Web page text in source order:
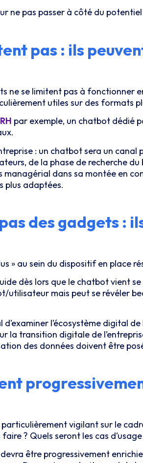
ne pas passer à côté du
pas : ils
ne se limitent pas à fonctionner
utiles sur des formats
par exemple, un chatbot dédié
: un chatbot sera un
de la phase de recherche
managérial dans sa montée en
plus adaptées.
des gadgets :
» au sein du dispositif en place
dès lors que le chatbot vient
mais peut se révéler
l’écosystème digital de
la transition digitale de
des données doivent être
vigilant sur le
? Quels seront les cas
être progressivement